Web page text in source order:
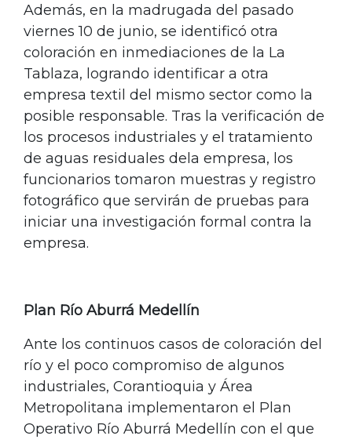
Además, en la madrugada del pasado
viernes 10 de junio, se identificó otra
coloración en inmediaciones de la La
Tablaza, logrando identificar a otra
empresa textil del mismo sector como la
posible responsable. Tras la verificación de
los procesos industriales y el tratamiento
de aguas residuales dela empresa, los
funcionarios tomaron muestras y registro
fotográfico que servirán de pruebas para
iniciar una investigación formal contra la
empresa.
Plan Río Aburrá Medellín
Ante los continuos casos de coloración del
río y el poco compromiso de algunos
industriales, Corantioquia y Área
Metropolitana implementaron el Plan
Operativo Río Aburrá Medellín con el que